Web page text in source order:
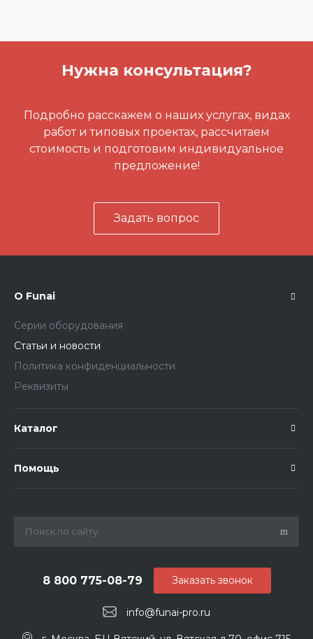
Нужна консультация?
Подробно расскажем о наших услугах, видах
работ и типовых проектах, рассчитаем
стоимость и подготовим индивидуальное
предложение!
Задать вопрос
О Funai
Серии оборудования
Статьи и новости
Политика конфиденциальности
Реквизиты
Каталог
Помощь
info@funai-pro.ru
8 800 775-08-79 Заказать звонок